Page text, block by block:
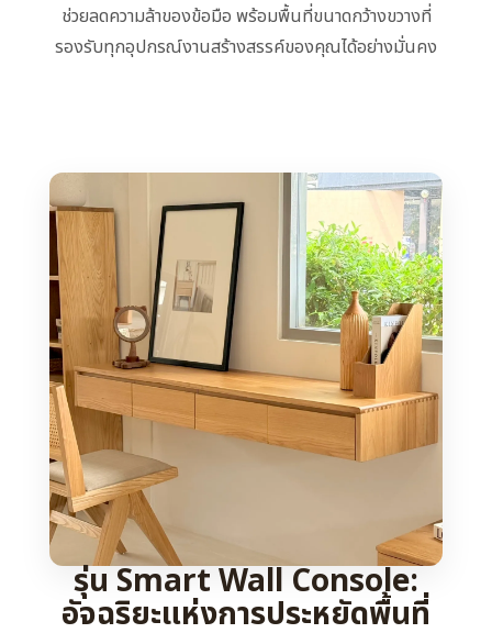
ช่วยลดความล้าของข้อมือ พร้อมพื้นที่ขนาดกว้างขวางที่
รองรับทุกอุปกรณ์งานสร้างสรรค์ของคุณได้อย่างมั่นคง
รุ่น Smart Wall Console:
อัจฉริยะแห่งการประหยัดพื้นที่